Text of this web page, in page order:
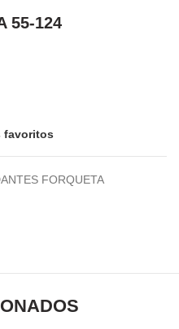
55-124
favoritos
FORQUETA